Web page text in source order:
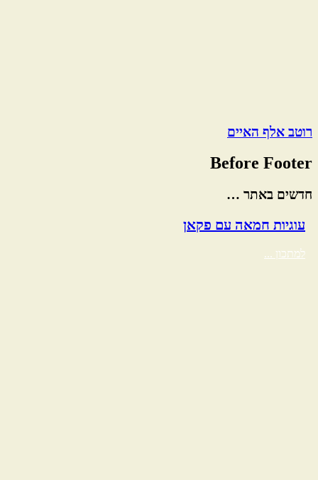
רוטב אלף האיים
Before Footer
חדשים באתר …
עוגיות חמאה עם פקאן
למתכון ...